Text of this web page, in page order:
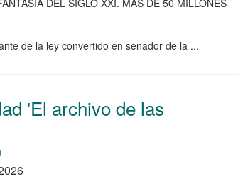
de la ley convertido en senador de la ...
'El archivo de las